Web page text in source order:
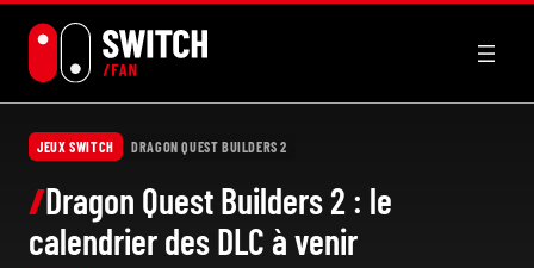
contenu
JEUX SWITCH DRAGON QUEST BUILDERS 2
Dragon Quest Builders 2 : le
calendrier des DLC à venir